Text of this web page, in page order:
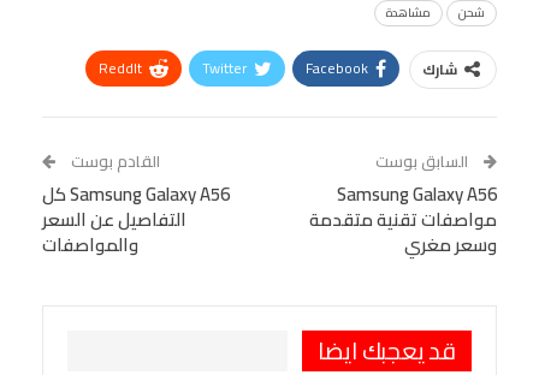
شحن
مشاهدة
شارك Facebook
Twitter
ReddIt
Tumblr
البريد الإلكتروني
StumbleUpon
VK
Digg
LINE
Viber
السابق بوست
Samsung Galaxy A56
مواصفات تقنية متقدمة
وسعر مغري
القادم بوست
Samsung Galaxy A56 كل
التفاصيل عن السعر
والمواصفات
قد يعجبك ايضا